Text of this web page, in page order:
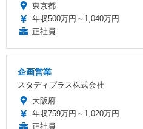
東京都
年収500万円～1,040万円
正社員
企画営業
スタディプラス株式会社
大阪府
年収759万円～1,020万円
正社員